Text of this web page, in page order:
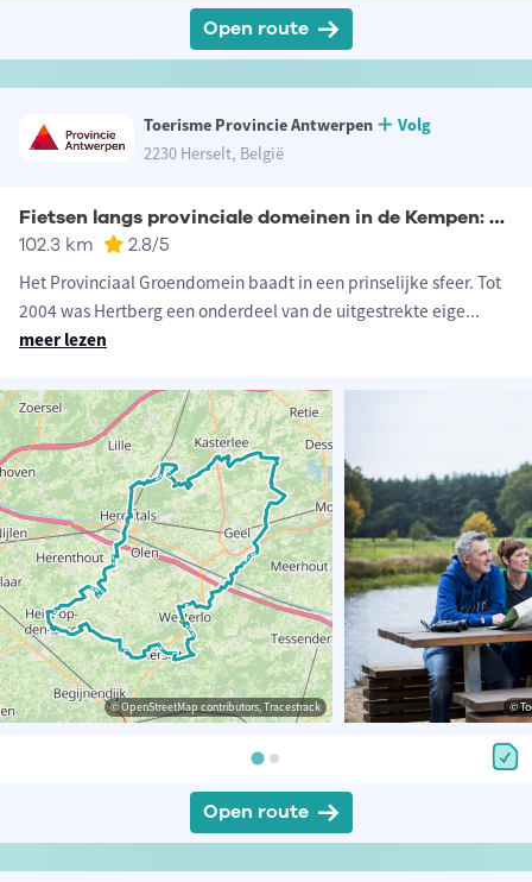
Open route
Toerisme Provincie Antwerpen
Volg
2230 Herselt, België
Fietsen langs provinciale domeinen in de Kempen: Provinciaal Groendomein Hertberg
102.3 km 2.8/5
Het Provinciaal Groendomein baadt in een prinselijke sfeer. Tot
2004 was Hertberg een onderdeel van de uitgestrekte eige...
meer lezen
© OpenStreetMap contributors, Tracestrack ©
Open route